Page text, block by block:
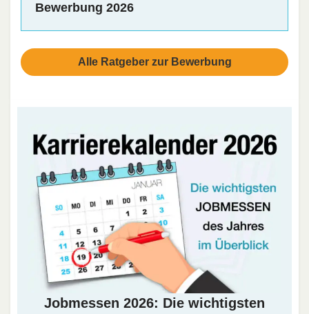
Bewerbung 2026
Alle Ratgeber zur Bewerbung
Jobmessen 2026: Die wichtigsten